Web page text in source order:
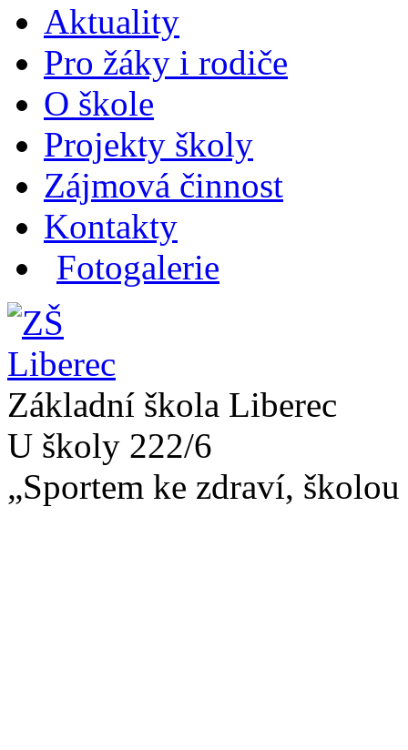
Aktuality
Pro žáky i rodiče
O škole
Projekty školy
Zájmová činnost
Kontakty
Fotogalerie
Základní škola Liberec
U školy 222/6
„Sportem ke zdraví,